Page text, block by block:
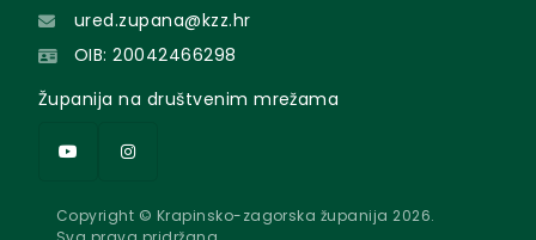
ured.zupana@kzz.hr
OIB: 20042466298
Županija na društvenim mrežama
Copyright © Krapinsko-zagorska županija 2026.